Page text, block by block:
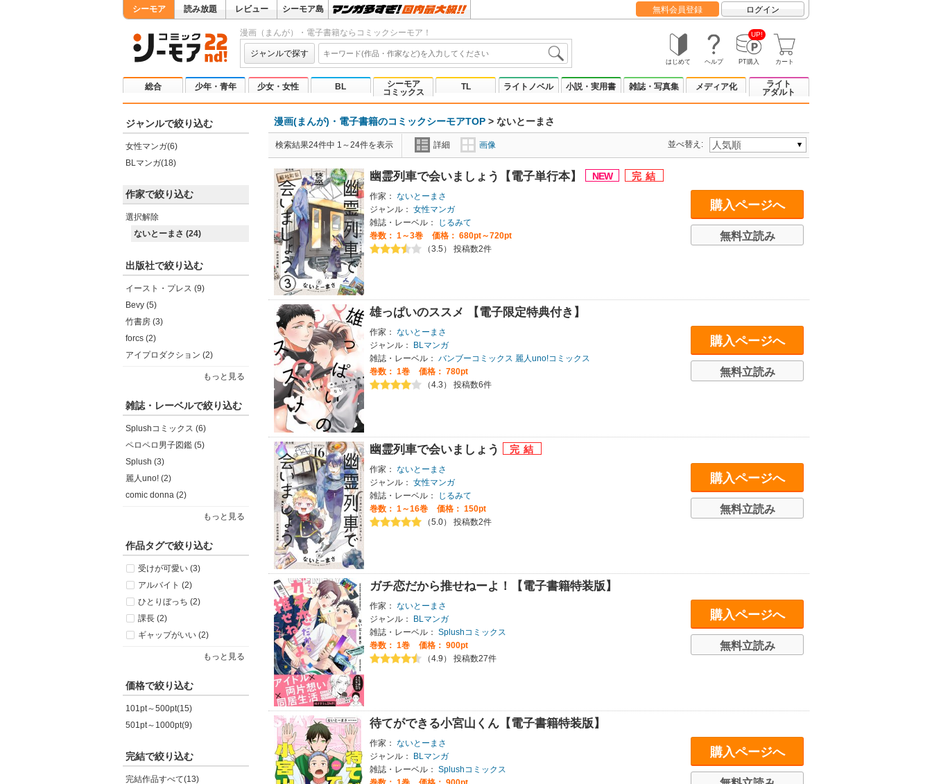
シーモア 読み放題 レビュー シーモア島 無料会員登録 ログイン
漫画（まんが）・電子書籍ならコミックシーモア！
ジャンルで探す
はじめて ヘルプ
UP!
PT購入 カート
総合 少年・青年 少女・女性 BL
シーモア
コミックス
TL ライトノベル 小説・実用書 雑誌・写真集 メディア化
ライト
アダルト
ジャンルで絞り込む
女性マンガ(6)
BLマンガ(18)
作家で絞り込む
選択解除
ないとーまさ (24)
出版社で絞り込む
イースト・プレス (9)
Bevy (5)
竹書房 (3)
forcs (2)
アイプロダクション (2)
もっと見る
雑誌・レーベルで絞り込む
Splushコミックス (6)
ペロペロ男子図鑑 (5)
Splush (3)
麗人uno! (2)
comic donna (2)
もっと見る
作品タグで絞り込む
受けが可愛い (3)
アルバイト (2)
ひとりぼっち (2)
課長 (2)
ギャップがいい (2)
もっと見る
価格で絞り込む
101pt～500pt(15)
501pt～1000pt(9)
完結で絞り込む
完結作品すべて(13)
漫画(まんが)・電子書籍のコミックシーモアTOP > ないとーまさ
検索結果24件中 1～24件を表示 詳細 画像 並べ替え:
幽霊列車で会いましょう【電子単行本】
作家： ないとーまさ
ジャンル： 女性マンガ
雑誌・レーベル：
じるみて
巻数： 1～3巻
価格： 680pt～720pt
（3.5） 投稿数2件
購入ページへ
無料立読み
雄っぱいのススメ 【電子限定特典付き】
作家： ないとーまさ
ジャンル：
BLマンガ
雑誌・レーベル： バンブーコミックス 麗人uno!コミックス
巻数： 1巻
価格： 780pt
（4.3） 投稿数6件
購入ページへ
無料立読み
幽霊列車で会いましょう
作家： ないとーまさ
ジャンル： 女性マンガ
雑誌・レーベル：
じるみて
巻数： 1～16巻
価格： 150pt
（5.0） 投稿数2件
購入ページへ
無料立読み
ガチ恋だから推せねーよ！【電子書籍特装版】
作家： ないとーまさ
ジャンル：
BLマンガ
雑誌・レーベル： Splushコミックス
巻数： 1巻
価格： 900pt
（4.9） 投稿数27件
購入ページへ
無料立読み
待てができる小宮山くん【電子書籍特装版】
作家： ないとーまさ
ジャンル：
BLマンガ
雑誌・レーベル： Splushコミックス
購入ページへ